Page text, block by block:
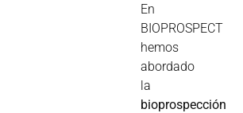
En
BIOPROSPECT
hemos
abordado
la
bioprospección